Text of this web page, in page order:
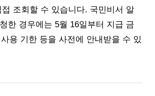
조회할 수 있습니다. 국민비서 알
한 경우에는 5월 16일부터 지급 금
용 기한 등을 사전에 안내받을 수 있